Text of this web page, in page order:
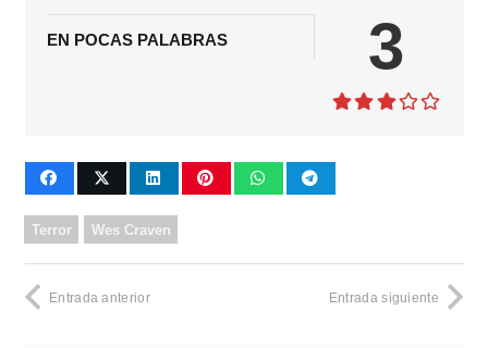
EN POCAS PALABRAS 3
Terror Wes Craven
Entrada anterior Entrada siguiente